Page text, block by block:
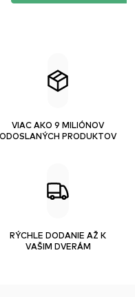
VIAC AKO 9 MILIÓNOV
ODOSLANÝCH PRODUKTOV
RÝCHLE DODANIE AŽ K
VAŠIM DVERÁM